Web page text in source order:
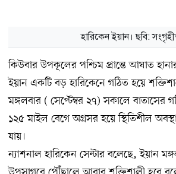
হারিকেন ইয়ান। ছবি:
কিউবার উপকূলের পশ্চিম প্রান্তে আঘাত
ইয়ান একটি বড় হারিকেনে গঠিত হয়ে
মঙ্গলবার ( সেপ্টেম্বর ২৭) সকালে বাতাসের
১২৫ মাইল বেগে অগ্রসর হয়ে স্থিতিশীল
যায়।
ন্যাশনাল হারিকেন সেন্টার বলেছে, ইয়ান